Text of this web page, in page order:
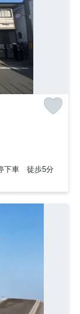
下車 徒歩5分